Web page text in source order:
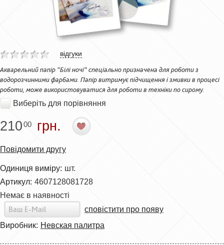
відгуки
Акварельний папір “Білі ночі“ спеціально призначена для роботи з
водорозчинними фарбами. Папір витримує підчищення і змивки в процесі
роботи, може використовуватися для роботи в техніки по сирому.
Виберіть для порівняння
21000 грн.
Повідомити другу
Одиниця виміру: шт.
Артикул: 4607128081728
Немає в наявності
сповістити про появу
Виробник: Невская палитра